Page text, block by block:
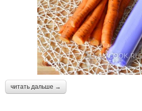
читать дальше →